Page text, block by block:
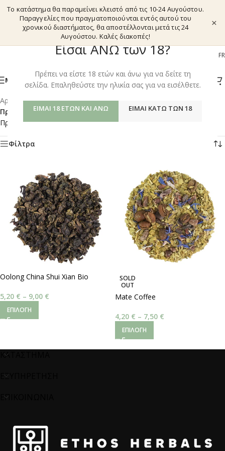
Είσαι ΑΝΩ των 18?
Πρέπει να είστε 18 ετών και άνω για να δείτε τη
σελίδα. Επαληθεύστε την ηλικία σας για να εισέλθετε.
ΕΊΜΑΙ 18 ΕΤΏΝ ΚΑΙ ΆΝΩ ΕΊΜΑΙ ΚΆΤΩ ΤΩΝ 18
Το κατάστημα θα παραμείνει κλειστό από τις 10-24 Αυγούστου.
Παραγγελίες που πραγματοποιούνται εντός αυτού του
χρονικού διαστήματος, θα αποστέλλονται μετά τις 24
Αυγούστου. Καλές διακοπές!
×
EL FR
ΜΕΝΟΎ
Αρχική σελίδα/Shop/
Προϊόντα με ετικέτα “COFFEE ALTERNATIVES”
Προβάλλονται όλα - 2 αποτελέσματα
Φίλτρα
Oolong China Shui Xian Bio
5,20 € – 9,00 €
ΕΠΙΛΟΓΉ
SOLD
OUT
Mate Coffee
4,20 € – 7,50 €
ΕΠΙΛΟΓΉ
ΚΑΤΑΣΤΗΜΑ
ΕΞΥΠΗΡΕΤΗΣΗ
ΕΠΙΚΟΙΝΩΝΙΑ